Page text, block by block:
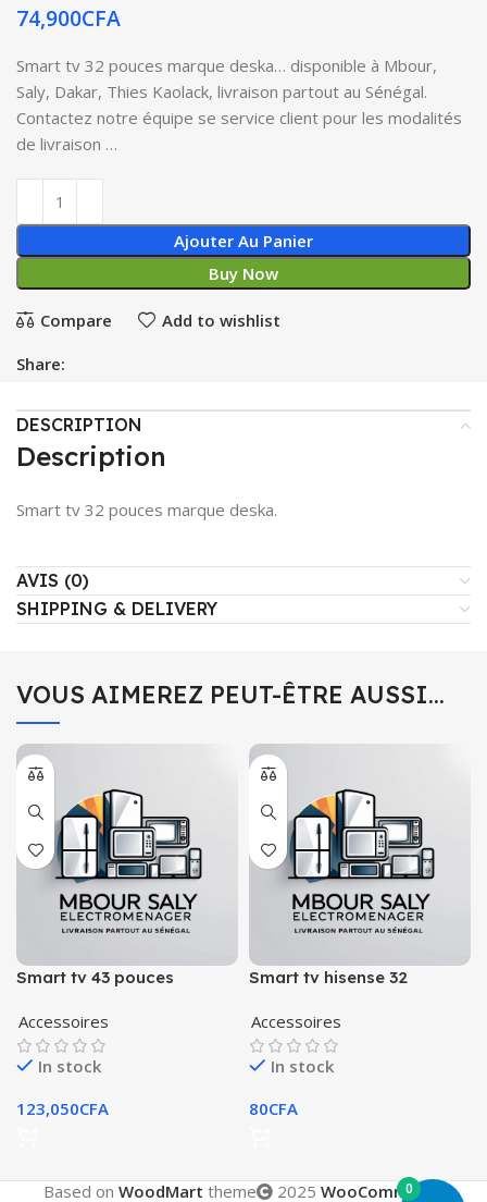
74,900CFA
Smart tv 32 pouces marque deska… disponible à Mbour,
Saly, Dakar, Thies Kaolack, livraison partout au Sénégal.
Contactez notre équipe se service client pour les modalités
de livraison …
Ajouter Au Panier
Buy Now
Compare Add to wishlist
Share:
DESCRIPTION
Description
Smart tv 32 pouces marque deska.
AVIS (0)
SHIPPING & DELIVERY
VOUS AIMEREZ PEUT-ÊTRE AUSSI…
Smart tv 43 pouces
Accessoires
In stock
123,050CFA
Smart tv hisense 32
Accessoires
In stock
80CFA
Based on WoodMart theme 2025 WooCommerce
0